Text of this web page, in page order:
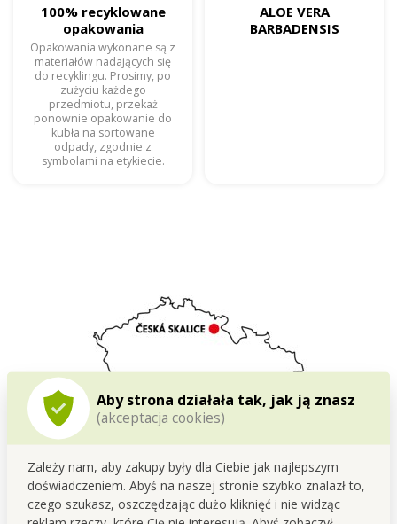
Aby strona działała tak, jak ją znasz
(akceptacja cookies)
Zależy nam, aby zakupy były dla Ciebie jak najlepszym
doświadczeniem. Abyś na naszej stronie szybko znalazł to,
czego szukasz, oszczędzając dużo kliknięć i nie widząc
100% recyklowane
opakowania
Opakowania wykonane są z
materiałów nadających się
do recyklingu. Prosimy, po
zużyciu każdego
przedmiotu, przekaż
ponownie opakowanie do
kubła na sortowane
odpady, zgodnie z
symbolami na etykiecie.
ALOE VERA
BARBADENSIS
Opracowujemy i produkujemy w Czechach